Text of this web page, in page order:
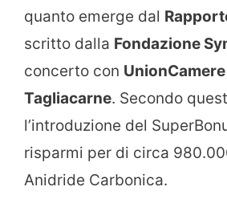
quanto emerge dal
scritto dalla Fondazione
concerto con
Tagliacarne. Secondo
l’introduzione del
risparmi per di circa
Anidride Carbonica.